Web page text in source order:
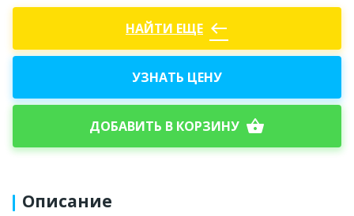
НАЙТИ ЕЩЕ west
УЗНАТЬ ЦЕНУ
ДОБАВИТЬ В КОРЗИНУ shopping_basket
Описание